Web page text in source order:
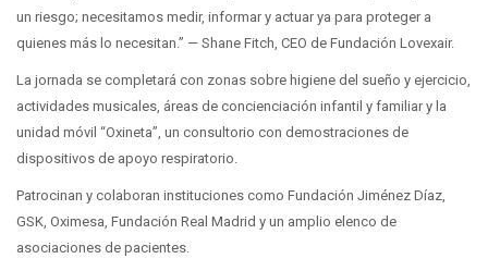
un riesgo; necesitamos medir, informar y actuar ya para proteger a
quienes más lo necesitan.” — Shane Fitch, CEO de Fundación Lovexair.
La jornada se completará con zonas sobre higiene del sueño y ejercicio,
actividades musicales, áreas de concienciación infantil y familiar y la
unidad móvil “Oxineta”, un consultorio con demostraciones de
dispositivos de apoyo respiratorio.
Patrocinan y colaboran instituciones como Fundación Jiménez Díaz,
GSK, Oximesa, Fundación Real Madrid y un amplio elenco de
asociaciones de pacientes.